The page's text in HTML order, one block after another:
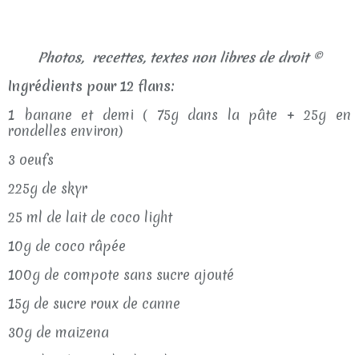
Photos, recettes, textes non libres de droit ©
Ingrédients pour 12 flans:
1 banane et demi ( 75g dans la pâte + 25g en
rondelles environ)
3 oeufs
225g de skyr
25 ml de lait de coco light
10g de coco râpée
100g de compote sans sucre ajouté
15g de sucre roux de canne
30g de maizena